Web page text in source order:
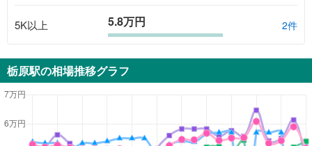
5K以上 5.8万円 2件
栃原駅の相場推移グラフ